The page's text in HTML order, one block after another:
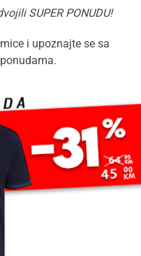
SUPER PONUDU!
i upoznajte se sa